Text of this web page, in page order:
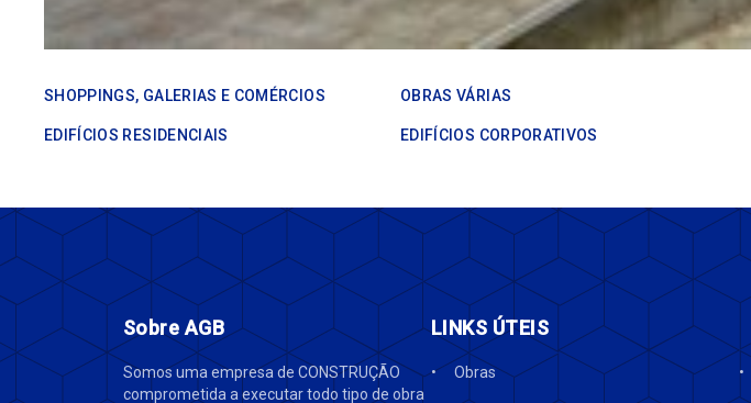
SHOPPINGS, GALERIAS E COMÉRCIOS OBRAS VÁRIAS
EDIFÍCIOS RESIDENCIAIS EDIFÍCIOS CORPORATIVOS
Sobre AGB
Somos uma empresa de CONSTRUÇÃO
comprometida a executar todo tipo de obra
LINKS ÚTEIS
Obras